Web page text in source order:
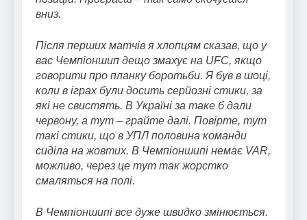
вниз.
Після перших матчів я хлопцям сказав, що у
вас Чемпіоншип дещо змахує на UFC, якщо
говорити про планку боротьби. Я був в шоці,
коли в іграх були досить серйозні стики, за
які не свистять. В Україні за таке б дали
червону, а тут – грайте далі. Повірте, тут
такі стики, що в УПЛ половина команди
сиділа на жовтих. В Чемпіоншипі немає VAR,
можливо, через це тут так жорстко
смаляться на полі.
В Чемпіоншипі все дуже швидко змінюється.